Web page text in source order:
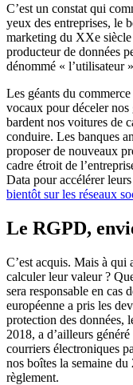
C’est un constat qui
yeux des entreprises, le
marketing du XXe siècle
producteur de données
dénommé « l’utilisateur
Les géants du
vocaux pour déceler
bardent nos voitures de
conduire. Les banques
proposer de nouveaux
cadre étroit de
Data pour accélérer
bientôt sur les réseaux
Le RGPD,
C’est acquis. Mais à qui
calculer leur valeur ?
sera responsable en cas
européenne a pris les
protection des données,
2018, a d’ailleurs
courriers électroniques
nos boîtes la semaine
règlement.